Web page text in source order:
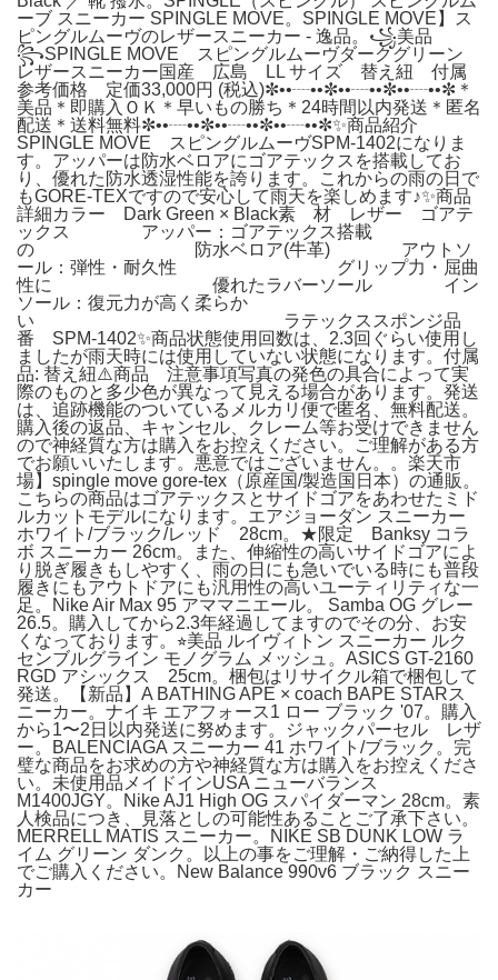
ーブ スニーカー SPINGLE MOVE。SPINGLE MOVE】ス
ピングルムーヴのレザースニーカー - 逸品。꧁美品
꧂SPINGLE MOVE スピングルムーヴダークグリーン
レザースニーカー国産 広島 LL サイズ 替え紐 付属
参考価格 定価33,000円 (税込)✼••┈••✼••┈••✼••┈••✼＊
美品＊即購入ＯＫ＊早いもの勝ち＊24時間以内発送＊匿名
配送＊送料無料✼••┈••✼••┈••✼••┈••✼✨商品紹介
SPINGLE MOVE スピングルムーヴSPM-1402になりま
す。アッパーは防水ベロアにゴアテックスを搭載してお
り、優れた防水透湿性能を誇ります。これからの雨の日で
もGORE-TEXですので安心して雨天を楽しめます♪✨商品
詳細カラー Dark Green × Black素 材 レザー ゴアテ
ックス アッパー：ゴアテックス搭載
の 防水ベロア(牛革) アウトソ
ール：弾性・耐久性 グリップ力・屈曲
性に 優れたラバーソール イン
ソール：復元力が高く柔らか
い ラテックススポンジ品
番 SPM-1402✨商品状態使用回数は、2.3回ぐらい使用し
ましたが雨天時には使用していない状態になります。付属
品: 替え紐⚠️商品 注意事項写真の発色の具合によって実
際のものと多少色が異なって見える場合があります。発送
は、追跡機能のついているメルカリ便で匿名、無料配送。
購入後の返品、キャンセル、クレーム等お受けできません
ので神経質な方は購入をお控えください。ご理解がある方
でお願いいたします。悪意ではございません。。楽天市
場】spingle move gore-tex（原産国/製造国日本）の通販。
こちらの商品はゴアテックスとサイドゴアをあわせたミド
ルカットモデルになります。エアジョーダン スニーカー
ホワイト/ブラック/レッド 28cm。★限定 Banksy コラ
ボ スニーカー 26cm。また、伸縮性の高いサイドゴアによ
り脱ぎ履きもしやすく、雨の日にも急いでいる時にも普段
履きにもアウトドアにも汎用性の高いユーティリティな一
足。Nike Air Max 95 アママニエール。 Samba OG グレー
26.5。購入してから2.3年経過してますのでその分、お安
くなっております。⭐︎美品 ルイヴィトン スニーカー ルク
センブルグライン モノグラム メッシュ。ASICS GT-2160
RGD アシックス 25cm。梱包はリサイクル箱で梱包して
発送。【新品】A BATHING APE × coach BAPE STARス
ニーカー。ナイキ エアフォース1 ロー ブラック '07。購入
から1〜2日以内発送に努めます。ジャックパーセル レザ
ー。BALENCIAGA スニーカー 41 ホワイト/ブラック。完
璧な商品をお求めの方や神経質な方は購入をお控えくださ
い。未使用品メイドインUSA ニューバランス
M1400JGY。Nike AJ1 High OG スパイダーマン 28cm。素
人検品につき、見落としの可能性あることご了承下さい。
MERRELL MATIS スニーカー。NIKE SB DUNK LOW ラ
イム グリーン ダンク。以上の事をご理解・ご納得した上
でご購入ください。New Balance 990v6 ブラック スニー
カー